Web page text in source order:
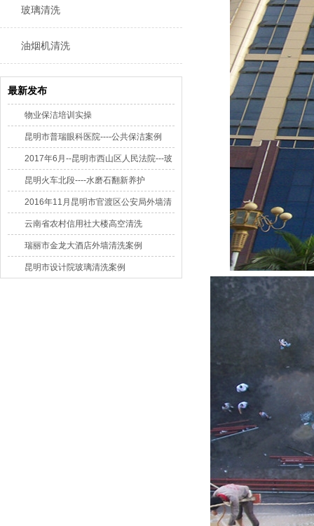
玻璃清洗
油烟机清洗
最新发布
物业保洁培训实操
昆明市普瑞眼科医院----公共保洁案例
2017年6月--昆明市西山区人民法院---玻
璃清洁昆明火车北段----水磨石翻新养护
2016年11月昆明市官渡区公安局外墙清
洗案例云南省农村信用社大楼高空清洗
瑞丽市金龙大酒店外墙清洗案例
昆明市设计院玻璃清洗案例